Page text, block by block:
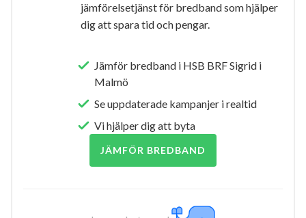
jämförelsetjänst för bredband som hjälper
dig att spara tid och pengar.
Jämför bredband i HSB BRF Sigrid i
Malmö
Se uppdaterade kampanjer i realtid
Vi hjälper dig att byta
JÄMFÖR BREDBAND